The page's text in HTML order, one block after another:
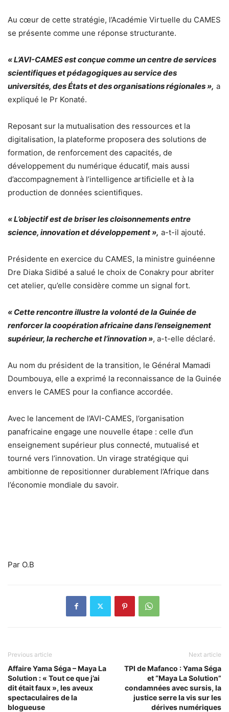
Au cœur de cette stratégie, l’Académie Virtuelle du CAMES
se présente comme une réponse structurante.
« L’AVI-CAMES est conçue comme un centre de services
scientifiques et pédagogiques au service des
universités, des États et des organisations régionales », a
expliqué le Pr Konaté.
Reposant sur la mutualisation des ressources et la
digitalisation, la plateforme proposera des solutions de
formation, de renforcement des capacités, de
développement du numérique éducatif, mais aussi
d’accompagnement à l’intelligence artificielle et à la
production de données scientifiques.
« L’objectif est de briser les cloisonnements entre
science, innovation et développement », a-t-il ajouté.
Présidente en exercice du CAMES, la ministre guinéenne
Dre Diaka Sidibé a salué le choix de Conakry pour abriter
cet atelier, qu’elle considère comme un signal fort.
« Cette rencontre illustre la volonté de la Guinée de
renforcer la coopération africaine dans l’enseignement
supérieur, la recherche et l’innovation », a-t-elle déclaré.
Au nom du président de la transition, le Général Mamadi
Doumbouya, elle a exprimé la reconnaissance de la Guinée
envers le CAMES pour la confiance accordée.
Avec le lancement de l’AVI-CAMES, l’organisation
panafricaine engage une nouvelle étape : celle d’un
enseignement supérieur plus connecté, mutualisé et
tourné vers l’innovation. Un virage stratégique qui
ambitionne de repositionner durablement l’Afrique dans
l’économie mondiale du savoir.
Par O.B
Previous article
Affaire Yama Séga – Maya La
Solution : « Tout ce que j’ai
dit était faux », les aveux
spectaculaires de la
blogueuse
Next article
TPI de Mafanco : Yama Séga
et “Maya La Solution”
condamnées avec sursis, la
justice serre la vis sur les
dérives numériques